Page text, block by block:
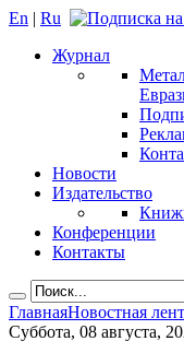
En | Ru
Журнал
Новости
Издательство
Конференции
Контакты
ГлавнаяНовостная
Суббота, 08 августа,